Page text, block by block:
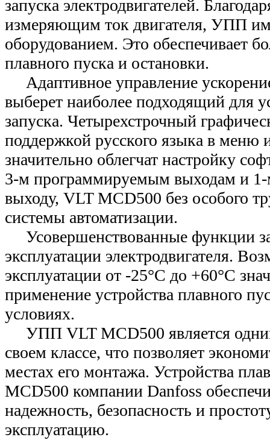
запуска электродвигателей.
измеряющим ток двигателя, УПП
оборудованием. Это обеспечивает
плавного пуска и остановки.
Адаптивное управление
выберет наиболее подходящий для
запуска. Четырехстрочный
поддержкой русского языка в меню
значительно облегчат настройку
3-м программируемым выходам и 1-
выходу, VLT MCD500 без особого
системы автоматизации.
Усовершенствованные функции
эксплуатации электродвигателя.
эксплуатации от -25°С до +60°С
применение устройства плавного
условиях.
УПП VLT MCD500 является
своем классе, что позволяет
местах его монтажа. Устройства
MCD500 компании Danfoss
надежность, безопасность и
эксплуатацию.